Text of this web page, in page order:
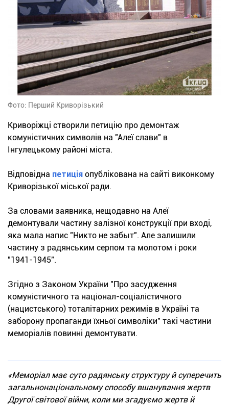
Фото: Перший Криворізький
Криворіжці створили петицію про демонтаж
комуністичних символів на "Алеї слави" в
Інгулецькому районі міста.
Відповідна петиція опублікована на сайті виконкому
Криворізької міської ради.
За словами заявника, нещодавно на Алеї
демонтували частину залізної конструкції при вході,
яка мала напис "Никто не забыт". Але залишили
частину з радянським серпом та молотом і роки
"1941-1945".
Згідно з Законом України "Про засудження
комуністичного та націонал-соціалістичного
(нацистського) тоталітарних режимів в Україні та
заборону пропаганди їхньої символіки" такі частини
меморіалів повинні демонтувати.
«Меморіал має суто радянську структуру й суперечить
загальнонаціональному способу вшанування жертв
Другої світової війни, коли ми згадуємо жертв й